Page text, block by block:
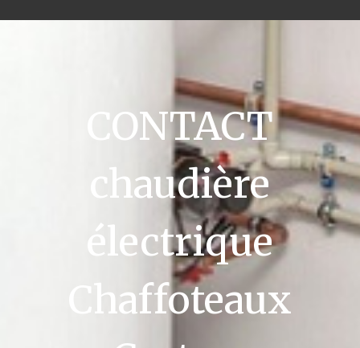
CONTACT
chaudière
électrique
Chaffoteaux